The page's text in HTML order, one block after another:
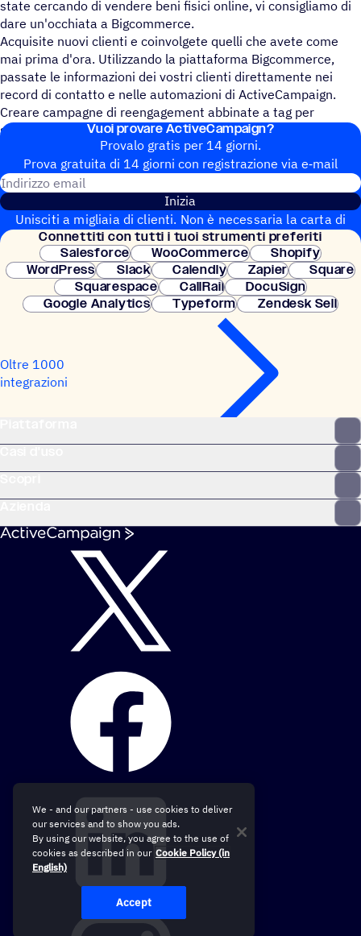
state cercando di vendere beni fisici online, vi consigliamo di
dare un'occhiata a Bigcommerce.
Acquisite nuovi clienti e coinvolgete quelli che avete come
mai prima d'ora. Utilizzando la piattaforma Bigcommerce,
passate le informazioni dei vostri clienti direttamente nei
record di contatto e nelle automazioni di ActiveCampaign.
Creare campagne di reengagement abbinate a tag per
segmentare in modo potente il pubblico desiderato.
Vuoi provare ActiveCampaign?
Provalo gratis per 14 giorni.
Prova gratuita di 14 giorni con regi­stra­zione via e‑mail
Inizia
Unisciti a migliaia di clienti. Non è necessaria la carta di
credito. Configurazione istantanea.
Connet­titi con tutti i tuoi strumenti preferiti
Salesforce
WooCommerce
Shopify
WordPress
Slack Calendly Zapier
Square
Squarespace
CallRail
DocuSign
Google Analytics
Typeform Zendesk Sell
Oltre 1000
integrazioni
We - and our partners - use cookies to deliver
our services and to show you ads.
By using our website, you agree to the use of
cookies as described in our Cookie Policy (in
English)
Accept